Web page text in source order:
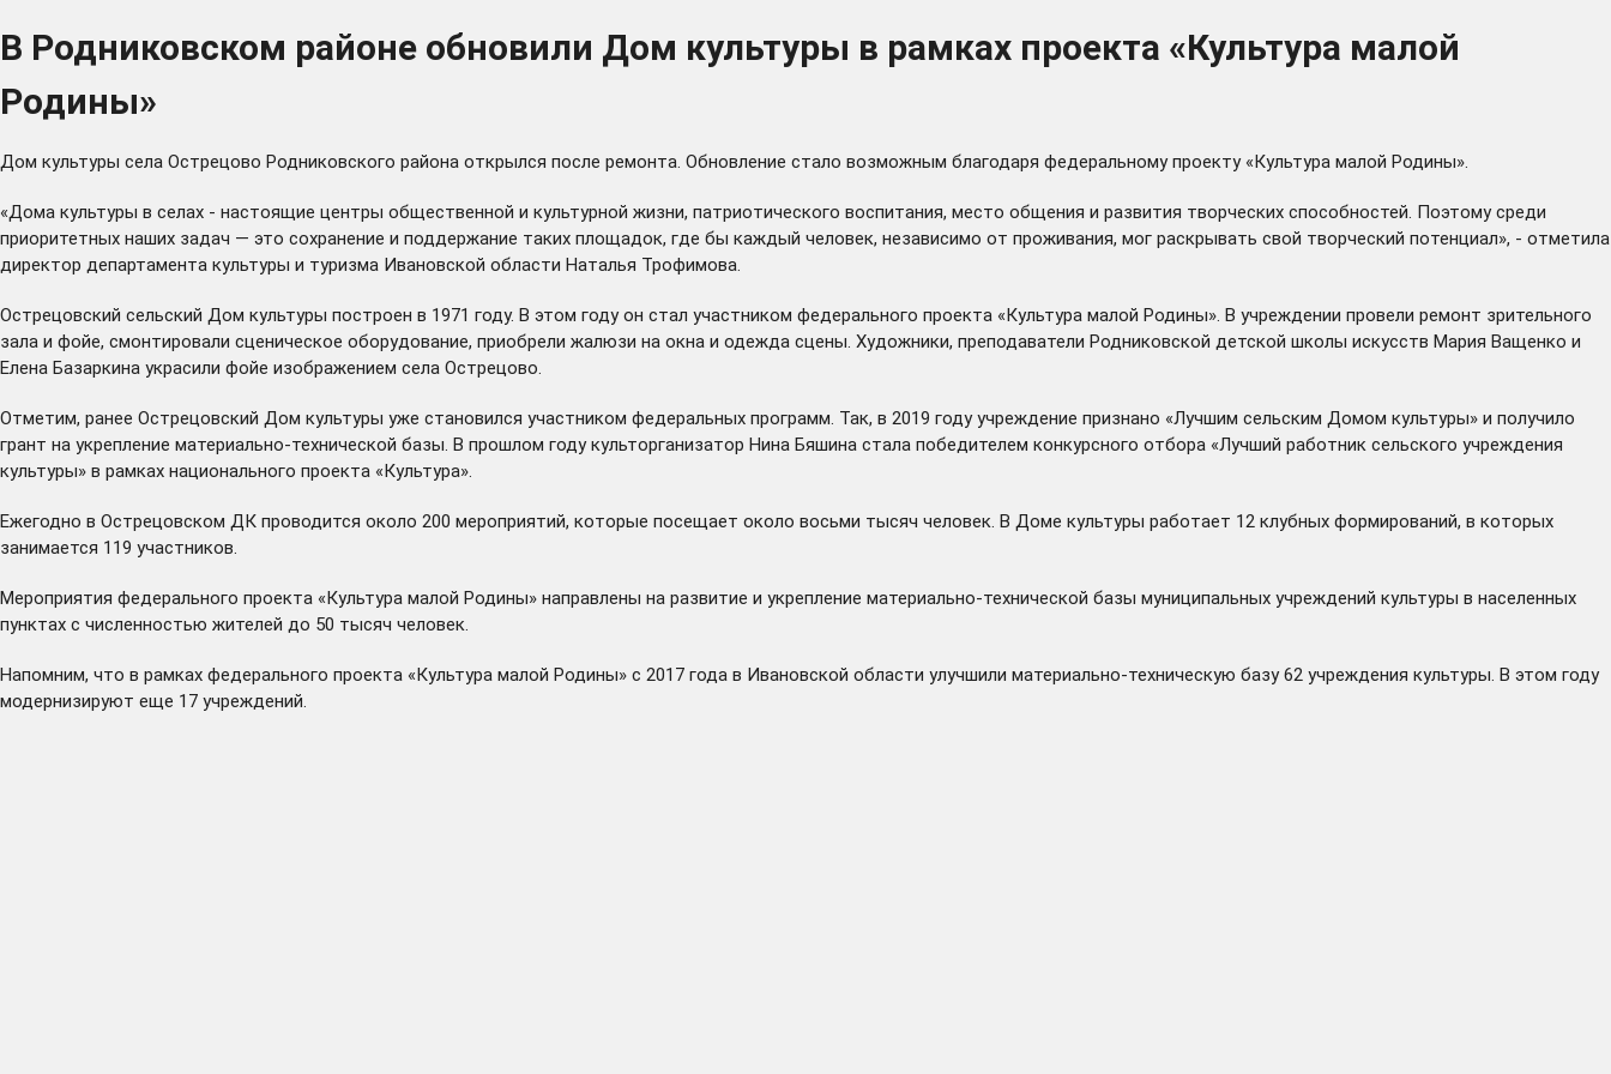
В Родниковском районе обновили Дом культуры в рамках проекта «Культура малой
Родины»
Дом культуры села Острецово Родниковского района открылся после ремонта. Обновление стало возможным благодаря федеральному проекту «Культура малой Родины».
«Дома культуры в селах - настоящие центры общественной и культурной жизни, патриотического воспитания, место общения и развития творческих способностей. Поэтому среди
приоритетных наших задач — это сохранение и поддержание таких площадок, где бы каждый человек, независимо от проживания, мог раскрывать свой творческий потенциал», - отметила
директор департамента культуры и туризма Ивановской области Наталья Трофимова.
Острецовский сельский Дом культуры построен в 1971 году. В этом году он стал участником федерального проекта «Культура малой Родины». В учреждении провели ремонт зрительного
зала и фойе, смонтировали сценическое оборудование, приобрели жалюзи на окна и одежда сцены. Художники, преподаватели Родниковской детской школы искусств Мария Ващенко и
Елена Базаркина украсили фойе изображением села Острецово.
Отметим, ранее Острецовский Дом культуры уже становился участником федеральных программ. Так, в 2019 году учреждение признано «Лучшим сельским Домом культуры» и получило
грант на укрепление материально-технической базы. В прошлом году культорганизатор Нина Бяшина стала победителем конкурсного отбора «Лучший работник сельского учреждения
культуры» в рамках национального проекта «Культура».
Ежегодно в Острецовском ДК проводится около 200 мероприятий, которые посещает около восьми тысяч человек. В Доме культуры работает 12 клубных формирований, в которых
занимается 119 участников.
Мероприятия федерального проекта «Культура малой Родины» направлены на развитие и укрепление материально-технической базы муниципальных учреждений культуры в населенных
пунктах с численностью жителей до 50 тысяч человек.
Напомним, что в рамках федерального проекта «Культура малой Родины» с 2017 года в Ивановской области улучшили материально-техническую базу 62 учреждения культуры. В этом году
модернизируют еще 17 учреждений.